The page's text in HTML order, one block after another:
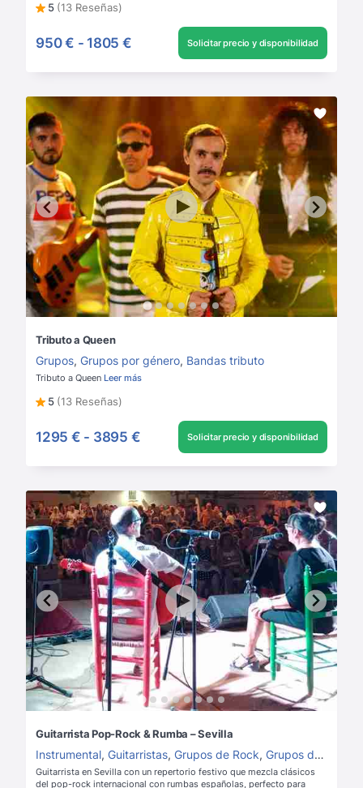
5 (13 Reseñas)
950 € - 1805 € Solicitar precio y disponibilidad
Tributo a Queen
Grupos, Grupos por género, Bandas tributo
Tributo a Queen Leer más
5 (13 Reseñas)
1295 € - 3895 € Solicitar precio y disponibilidad
Guitarrista Pop-Rock & Rumba – Sevilla
Instrumental, Guitarristas, Grupos de Rock, Grupos de música para boda
Guitarrista en Sevilla con un repertorio festivo que mezcla clásicos
del pop-rock internacional con rumbas españolas, perfecto para